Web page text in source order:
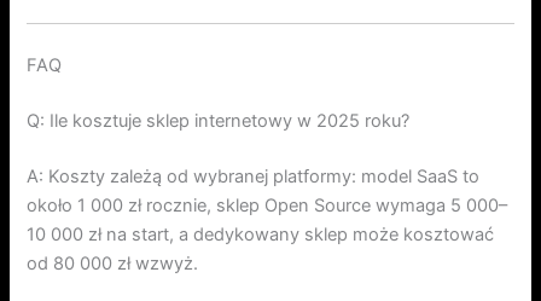
FAQ
Q: Ile kosztuje sklep internetowy w 2025 roku?
A: Koszty zależą od wybranej platformy: model SaaS to
około 1 000 zł rocznie, sklep Open Source wymaga 5 000–
10 000 zł na start, a dedykowany sklep może kosztować
od 80 000 zł wzwyż.